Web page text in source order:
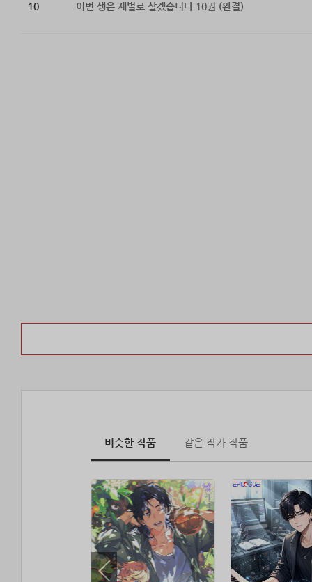
10 이번 생은 재벌로 살겠습니다 10권 (완결)
비슷한 작품 같은 작가 작품